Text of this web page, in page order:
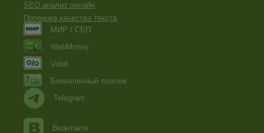
SEO анализ онлайн
Проверка качества текста
МИР / СБП
WebMoney
Volet
Безналичный платеж
Telegram
Вконтакте